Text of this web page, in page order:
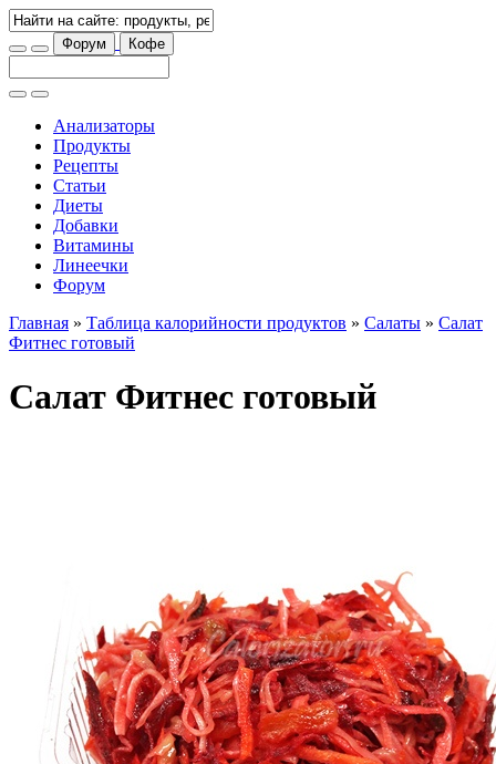
Форум Кофе
Анализаторы
Продукты
Рецепты
Статьи
Диеты
Добавки
Витамины
Линеечки
Форум
Главная » Таблица калорийности продуктов » Салаты » Салат
Фитнес готовый
Салат Фитнес готовый